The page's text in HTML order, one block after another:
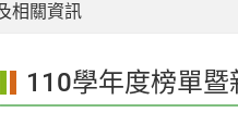
相關資訊
110學年度榜單